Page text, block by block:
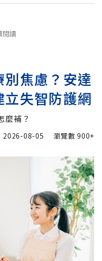
閱讀
焦慮？安達
失智防護網
麼補？
2026-08-05 瀏覽數900+